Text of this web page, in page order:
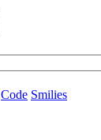
Code Smilies